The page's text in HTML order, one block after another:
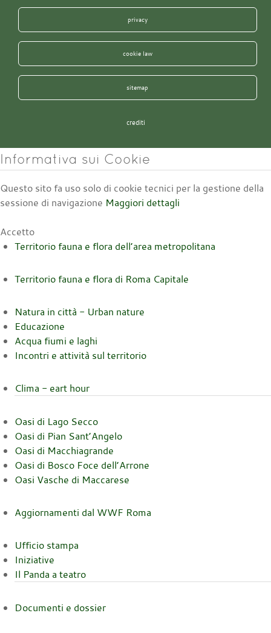
privacy
cookie law
sitemap
crediti
Informativa sui Cookie
Questo sito fa uso solo di cookie tecnici per la gestione della
sessione di navigazione Maggiori dettagli
Accetto
Territorio fauna e flora dell’area metropolitana
Territorio fauna e flora di Roma Capitale
Natura in città - Urban nature
Educazione
Acqua fiumi e laghi
Incontri e attività sul territorio
Clima - eart hour
Oasi di Lago Secco
Oasi di Pian Sant’Angelo
Oasi di Macchiagrande
Oasi di Bosco Foce dell’Arrone
Oasi Vasche di Maccarese
Aggiornamenti dal WWF Roma
Ufficio stampa
Iniziative
Il Panda a teatro
Documenti e dossier